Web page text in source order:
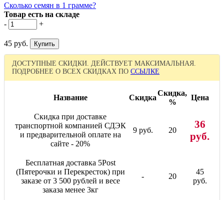
Сколько семян в 1 грамме?
Товар есть на складе
-
+
45 руб.
ДОСТУПНЫЕ СКИДКИ. ДЕЙСТВУЕТ МАКСИМАЛЬНАЯ.
ПОДРОБНЕЕ О ВСЕХ СКИДКАХ ПО ССЫЛКЕ
Название Скидка
Скидка,
%
Цена
Скидка при доставке
транспортной компанией СДЭК
и предварительной оплате на
сайте - 20%
9 руб. 20
36
руб.
Бесплатная доставка 5Post
(Пятерочки и Перекресток) при
заказе от 3 500 рублей и весе
заказа менее 3кг
- 20
45
руб.